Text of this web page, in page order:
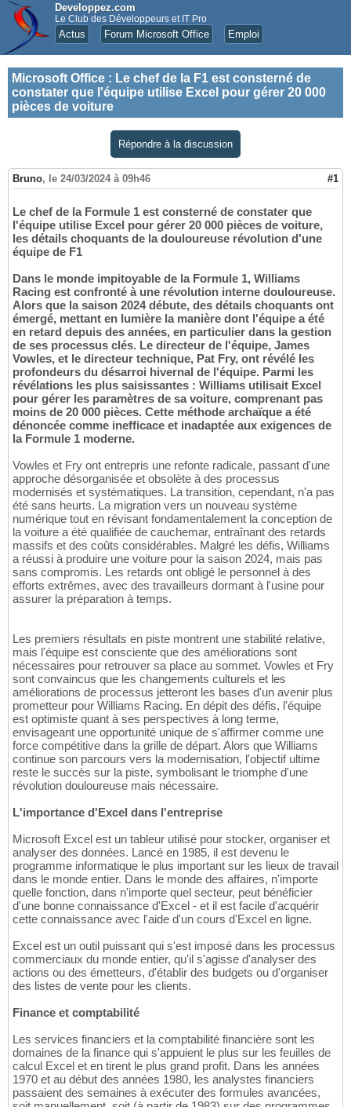
Developpez.com
Le Club des Développeurs et IT Pro
Actus Forum Microsoft Office Emploi
Microsoft Office : Le chef de la F1 est consterné de
constater que l'équipe utilise Excel pour gérer 20 000
pièces de voiture
Répondre à la discussion
Bruno, le 24/03/2024 à 09h46 #1
Le chef de la Formule 1 est consterné de constater que
l'équipe utilise Excel pour gérer 20 000 pièces de voiture,
les détails choquants de la douloureuse révolution d'une
équipe de F1
Dans le monde impitoyable de la Formule 1, Williams
Racing est confronté à une révolution interne douloureuse.
Alors que la saison 2024 débute, des détails choquants ont
émergé, mettant en lumière la manière dont l'équipe a été
en retard depuis des années, en particulier dans la gestion
de ses processus clés. Le directeur de l'équipe, James
Vowles, et le directeur technique, Pat Fry, ont révélé les
profondeurs du désarroi hivernal de l'équipe. Parmi les
révélations les plus saisissantes : Williams utilisait Excel
pour gérer les paramètres de sa voiture, comprenant pas
moins de 20 000 pièces. Cette méthode archaïque a été
dénoncée comme inefficace et inadaptée aux exigences de
la Formule 1 moderne.
Vowles et Fry ont entrepris une refonte radicale, passant d'une
approche désorganisée et obsolète à des processus
modernisés et systématiques. La transition, cependant, n'a pas
été sans heurts. La migration vers un nouveau système
numérique tout en révisant fondamentalement la conception de
la voiture a été qualifiée de cauchemar, entraînant des retards
massifs et des coûts considérables. Malgré les défis, Williams
a réussi à produire une voiture pour la saison 2024, mais pas
sans compromis. Les retards ont obligé le personnel à des
efforts extrêmes, avec des travailleurs dormant à l'usine pour
assurer la préparation à temps.
Les premiers résultats en piste montrent une stabilité relative,
mais l'équipe est consciente que des améliorations sont
nécessaires pour retrouver sa place au sommet. Vowles et Fry
sont convaincus que les changements culturels et les
améliorations de processus jetteront les bases d'un avenir plus
prometteur pour Williams Racing. En dépit des défis, l'équipe
est optimiste quant à ses perspectives à long terme,
envisageant une opportunité unique de s'affirmer comme une
force compétitive dans la grille de départ. Alors que Williams
continue son parcours vers la modernisation, l'objectif ultime
reste le succès sur la piste, symbolisant le triomphe d'une
révolution douloureuse mais nécessaire.
L'importance d'Excel dans l'entreprise
Microsoft Excel est un tableur utilisé pour stocker, organiser et
analyser des données. Lancé en 1985, il est devenu le
programme informatique le plus important sur les lieux de travail
dans le monde entier. Dans le monde des affaires, n'importe
quelle fonction, dans n'importe quel secteur, peut bénéficier
d'une bonne connaissance d'Excel - et il est facile d'acquérir
cette connaissance avec l'aide d'un cours d'Excel en ligne.
Excel est un outil puissant qui s'est imposé dans les processus
commerciaux du monde entier, qu'il s'agisse d'analyser des
actions ou des émetteurs, d'établir des budgets ou d'organiser
des listes de vente pour les clients.
Finance et comptabilité
Les services financiers et la comptabilité financière sont les
domaines de la finance qui s'appuient le plus sur les feuilles de
calcul Excel et en tirent le plus grand profit. Dans les années
1970 et au début des années 1980, les analystes financiers
passaient des semaines à exécuter des formules avancées,